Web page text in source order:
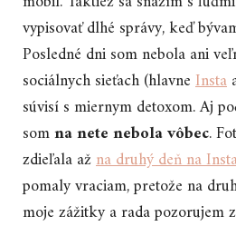
vypisovať dlhé správy, keď
Posledné dni som nebola ani
sociálnych sieťach (hlavneInsta
súvisí s miernym detoxom. Aj
somna nete nebola vôbec.
zdieľala ažna druhý deň na
pomaly vraciam, pretože na
moje zážitky a rada pozorujem